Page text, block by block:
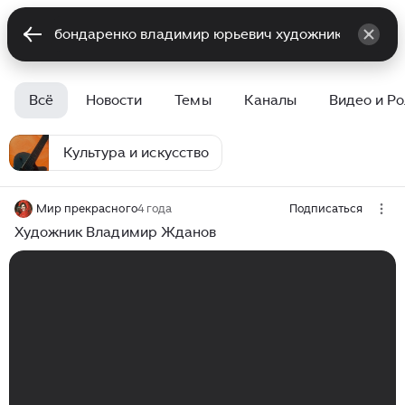
Всё Новости Темы Каналы Видео и
Культура и искусство
Мир прекрасного4 года Подписаться
Художник Владимир Жданов